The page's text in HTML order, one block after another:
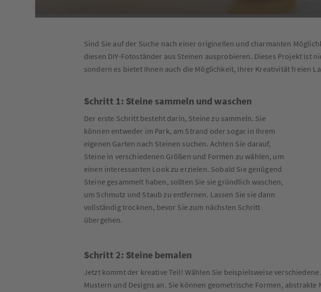
Sind Sie auf der Suche nach einer originellen und charmanten
diesen DIY-Fotoständer aus Steinen ausprobieren. Dieses Projekt ist
sondern es bietet Ihnen auch die Möglichkeit, Ihrer Kreativität freien
Schritt 1: Steine sammeln und waschen
Der erste Schritt besteht darin, Steine zu sammeln. Sie
können entweder im Park, am Strand oder sogar in Ihrem
eigenen Garten nach Steinen suchen. Achten Sie darauf,
Steine in verschiedenen Größen und Formen zu wählen, um
einen interessanten Look zu erzielen. Sobald Sie genügend
Steine gesammelt haben, sollten Sie sie gründlich waschen,
um Schmutz und Staub zu entfernen. Lassen Sie sie dann
vollständig trocknen, bevor Sie zum nächsten Schritt
übergehen.
Schritt 2: Steine bemalen
Jetzt kommt der kreative Teil! Wählen Sie beispielsweise
Mustern und Designs an. Sie können geometrische Formen,